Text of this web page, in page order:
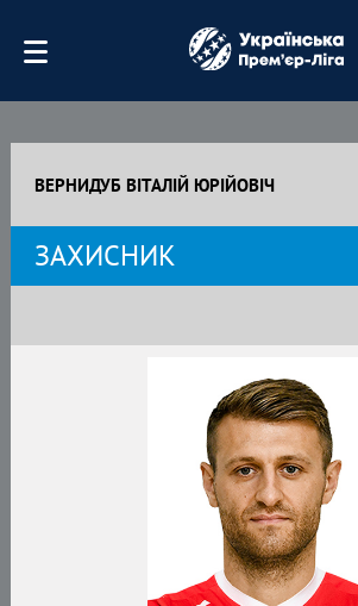
ВЕРНИДУБ ВІТАЛІЙ ЮРІЙОВІЧ
ЗАХИСНИК